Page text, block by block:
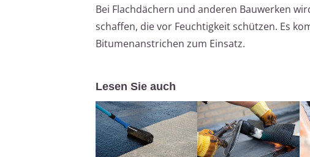
Bei Flachdächern und anderen Bauwerken
schaffen, die vor Feuchtigkeit schützen. Es
Bitumenanstrichen zum Einsatz.
Lesen Sie auch